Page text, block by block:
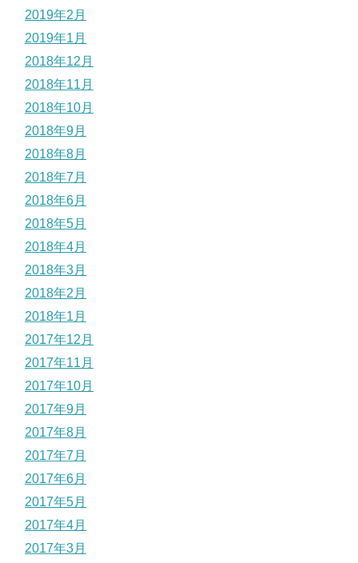
2019年2月
2019年1月
2018年12月
2018年11月
2018年10月
2018年9月
2018年8月
2018年7月
2018年6月
2018年5月
2018年4月
2018年3月
2018年2月
2018年1月
2017年12月
2017年11月
2017年10月
2017年9月
2017年8月
2017年7月
2017年6月
2017年5月
2017年4月
2017年3月